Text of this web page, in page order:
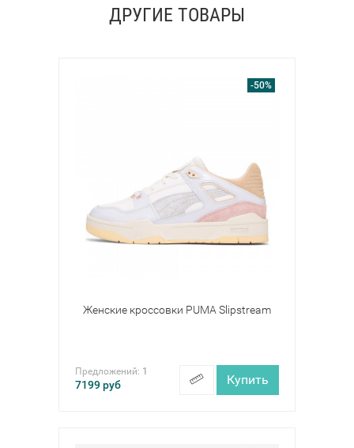
ДРУГИЕ ТОВАРЫ
-50%
Женские кроссовки PUMA Slipstream
Предложений: 1
7199руб Купить